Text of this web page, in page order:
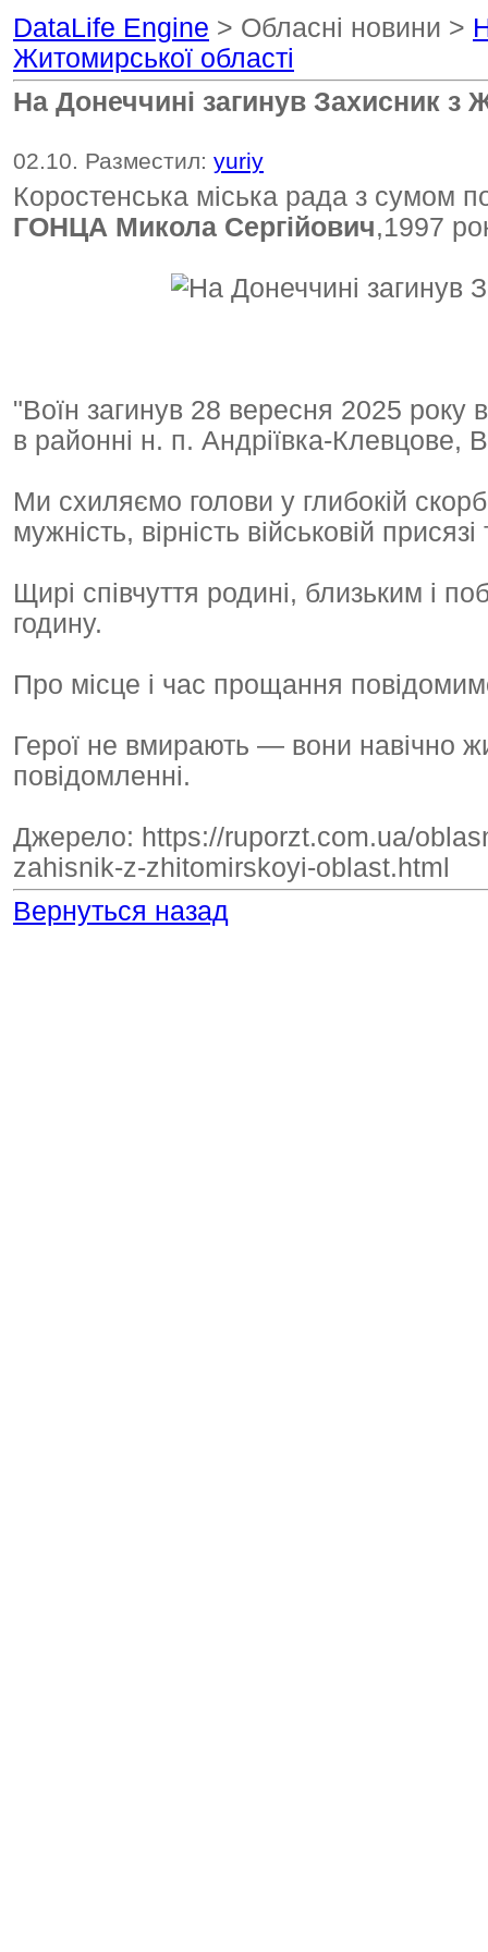
DataLife Engine > Обласні новини >
Житомирської області
На Донеччині загинув Захисник з
02.10. Разместил: yuriy
Коростенська міська рада з сумом
ГОНЦА Микола Сергійович,1997
"Воїн загинув 28 вересня 2025 року
в районні н. п. Андріївка-Клевцове,
Ми схиляємо голови у глибокій
мужність, вірність військовій
Щирі співчуття родині, близьким і
годину.
Про місце і час прощання
Герої не вмирають — вони навічно
повідомленні.
Джерело: https://ruporzt.com.ua/
zahisnik-z-zhitomirskoyi-oblast.html
Вернуться назад